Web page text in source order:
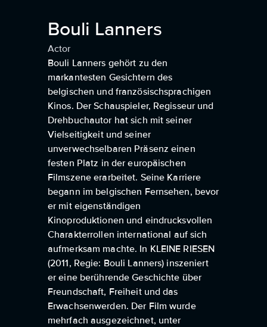
Bouli Lanners
Actor
Bouli Lanners gehört zu den
markantesten Gesichtern des
belgischen und französischsprachigen
Kinos. Der Schauspieler, Regisseur und
Drehbuchautor hat sich mit seiner
Vielseitigkeit und seiner
unverwechselbaren Präsenz einen
festen Platz in der europäischen
Filmszene erarbeitet. Seine Karriere
begann im belgischen Fernsehen, bevor
er mit eigenständigen
Kinoproduktionen und eindrucksvollen
Charakterrollen international auf sich
aufmerksam machte. In KLEINE RIESEN
(2011, Regie: Bouli Lanners) inszeniert
er eine berührende Geschichte über
Freundschaft, Freiheit und das
Erwachsenwerden. Der Film wurde
mehrfach ausgezeichnet, unter